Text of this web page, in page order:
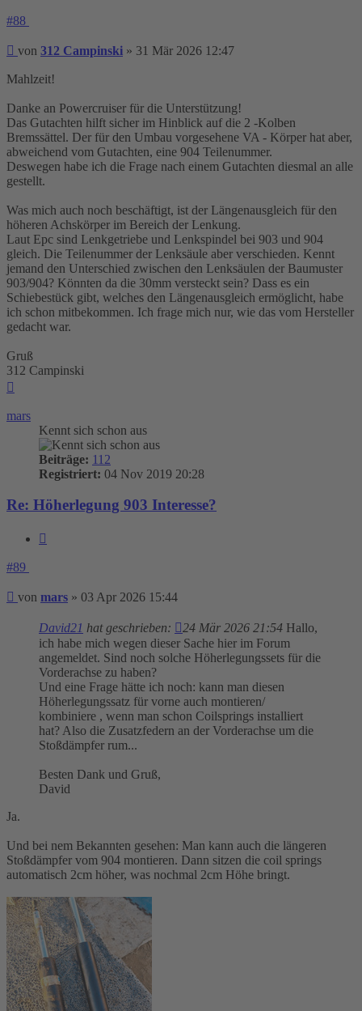
#88
Beitrag
von 312 Campinski » 31 Mär 2026 12:47
Mahlzeit!
Danke an Powercruiser für die Unterstützung!
Das Gutachten hilft sicher im Hinblick auf die 2 -Kolben
Bremssättel. Der für den Umbau vorgesehene VA - Körper hat aber,
abweichend vom Gutachten, eine 904 Teilenummer.
Deswegen habe ich die Frage nach einem Gutachten diesmal an alle
gestellt.
Was mich auch noch beschäftigt, ist der Längenausgleich für den
höheren Achskörper im Bereich der Lenkung.
Laut Epc sind Lenkgetriebe und Lenkspindel bei 903 und 904
gleich. Die Teilenummer der Lenksäule aber verschieden. Kennt
jemand den Unterschied zwischen den Lenksäulen der Baumuster
903/904? Könnten da die 30mm versteckt sein? Dass es ein
Schiebestück gibt, welches den Längenausgleich ermöglicht, habe
ich schon mitbekommen. Ich frage mich nur, wie das vom Hersteller
gedacht war.
Gruß
312 Campinski
mars
Kennt sich schon aus
Beiträge: 112
Registriert: 04 Nov 2019 20:28
Re: Höherlegung 903 Interesse?
#89
Beitrag
von mars » 03 Apr 2026 15:44
David21 hat geschrieben: 24 Mär 2026 21:54 Hallo,
ich habe mich wegen dieser Sache hier im Forum
angemeldet. Sind noch solche Höherlegungssets für die
Vorderachse zu haben?
Und eine Frage hätte ich noch: kann man diesen
Höherlegungssatz für vorne auch montieren/
kombiniere , wenn man schon Coilsprings installiert
hat? Also die Zusatzfedern an der Vorderachse um die
Stoßdämpfer rum...
Besten Dank und Gruß,
David
Ja.
Und bei nem Bekannten gesehen: Man kann auch die längeren
Stoßdämpfer vom 904 montieren. Dann sitzen die coil springs
automatisch 2cm höher, was nochmal 2cm Höhe bringt.